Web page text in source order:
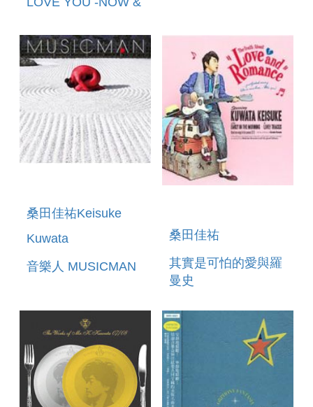
桑田佳祐Keisuke
Kuwata
音樂人 MUSICMAN
桑田佳祐
其實是可怕的愛與羅
曼史